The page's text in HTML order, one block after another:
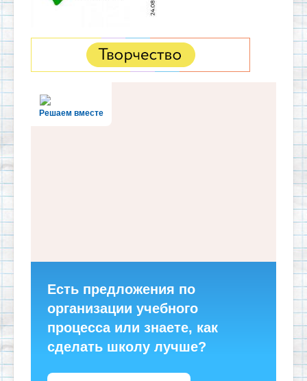
Решаем вместе
Есть предложения по
организации учебного
процесса или знаете, как
сделать школу лучше?